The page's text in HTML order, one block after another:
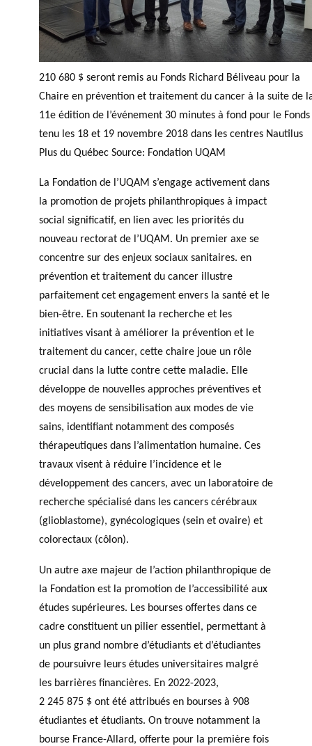
210 680 $ seront remis au Fonds Richard Béliveau pour la
Chaire en prévention et traitement du cancer à la suite de
11e édition de l’événement 30 minutes à fond pour le Fonds
tenu les 18 et 19 novembre 2018 dans les centres Nautilus
Plus du Québec Source: Fondation UQAM
La Fondation de l’UQAM s’engage activement dans
la promotion de projets philanthropiques à impact
social significatif, en lien avec les priorités du
nouveau rectorat de l’UQAM. Un premier axe se
concentre sur des enjeux sociaux sanitaires. en
prévention et traitement du cancer illustre
parfaitement cet engagement envers la santé et le
bien-être. En soutenant la recherche et les
initiatives visant à améliorer la prévention et le
traitement du cancer, cette chaire joue un rôle
crucial dans la lutte contre cette maladie. Elle
développe de nouvelles approches préventives et
des moyens de sensibilisation aux modes de vie
sains, identifiant notamment des composés
thérapeutiques dans l’alimentation humaine. Ces
travaux visent à réduire l’incidence et le
développement des cancers, avec un laboratoire de
recherche spécialisé dans les cancers cérébraux
(glioblastome), gynécologiques (sein et ovaire) et
colorectaux (côlon).
Un autre axe majeur de l’action philanthropique de
la Fondation est la promotion de l’accessibilité aux
études supérieures. Les bourses offertes dans ce
cadre constituent un pilier essentiel, permettant à
un plus grand nombre d’étudiants et d’étudiantes
de poursuivre leurs études universitaires malgré
les barrières financières. En 2022-2023,
2 245 875 $ ont été attribués en bourses à 908
étudiantes et étudiants. On trouve notamment la
bourse France-Allard, offerte pour la première fois